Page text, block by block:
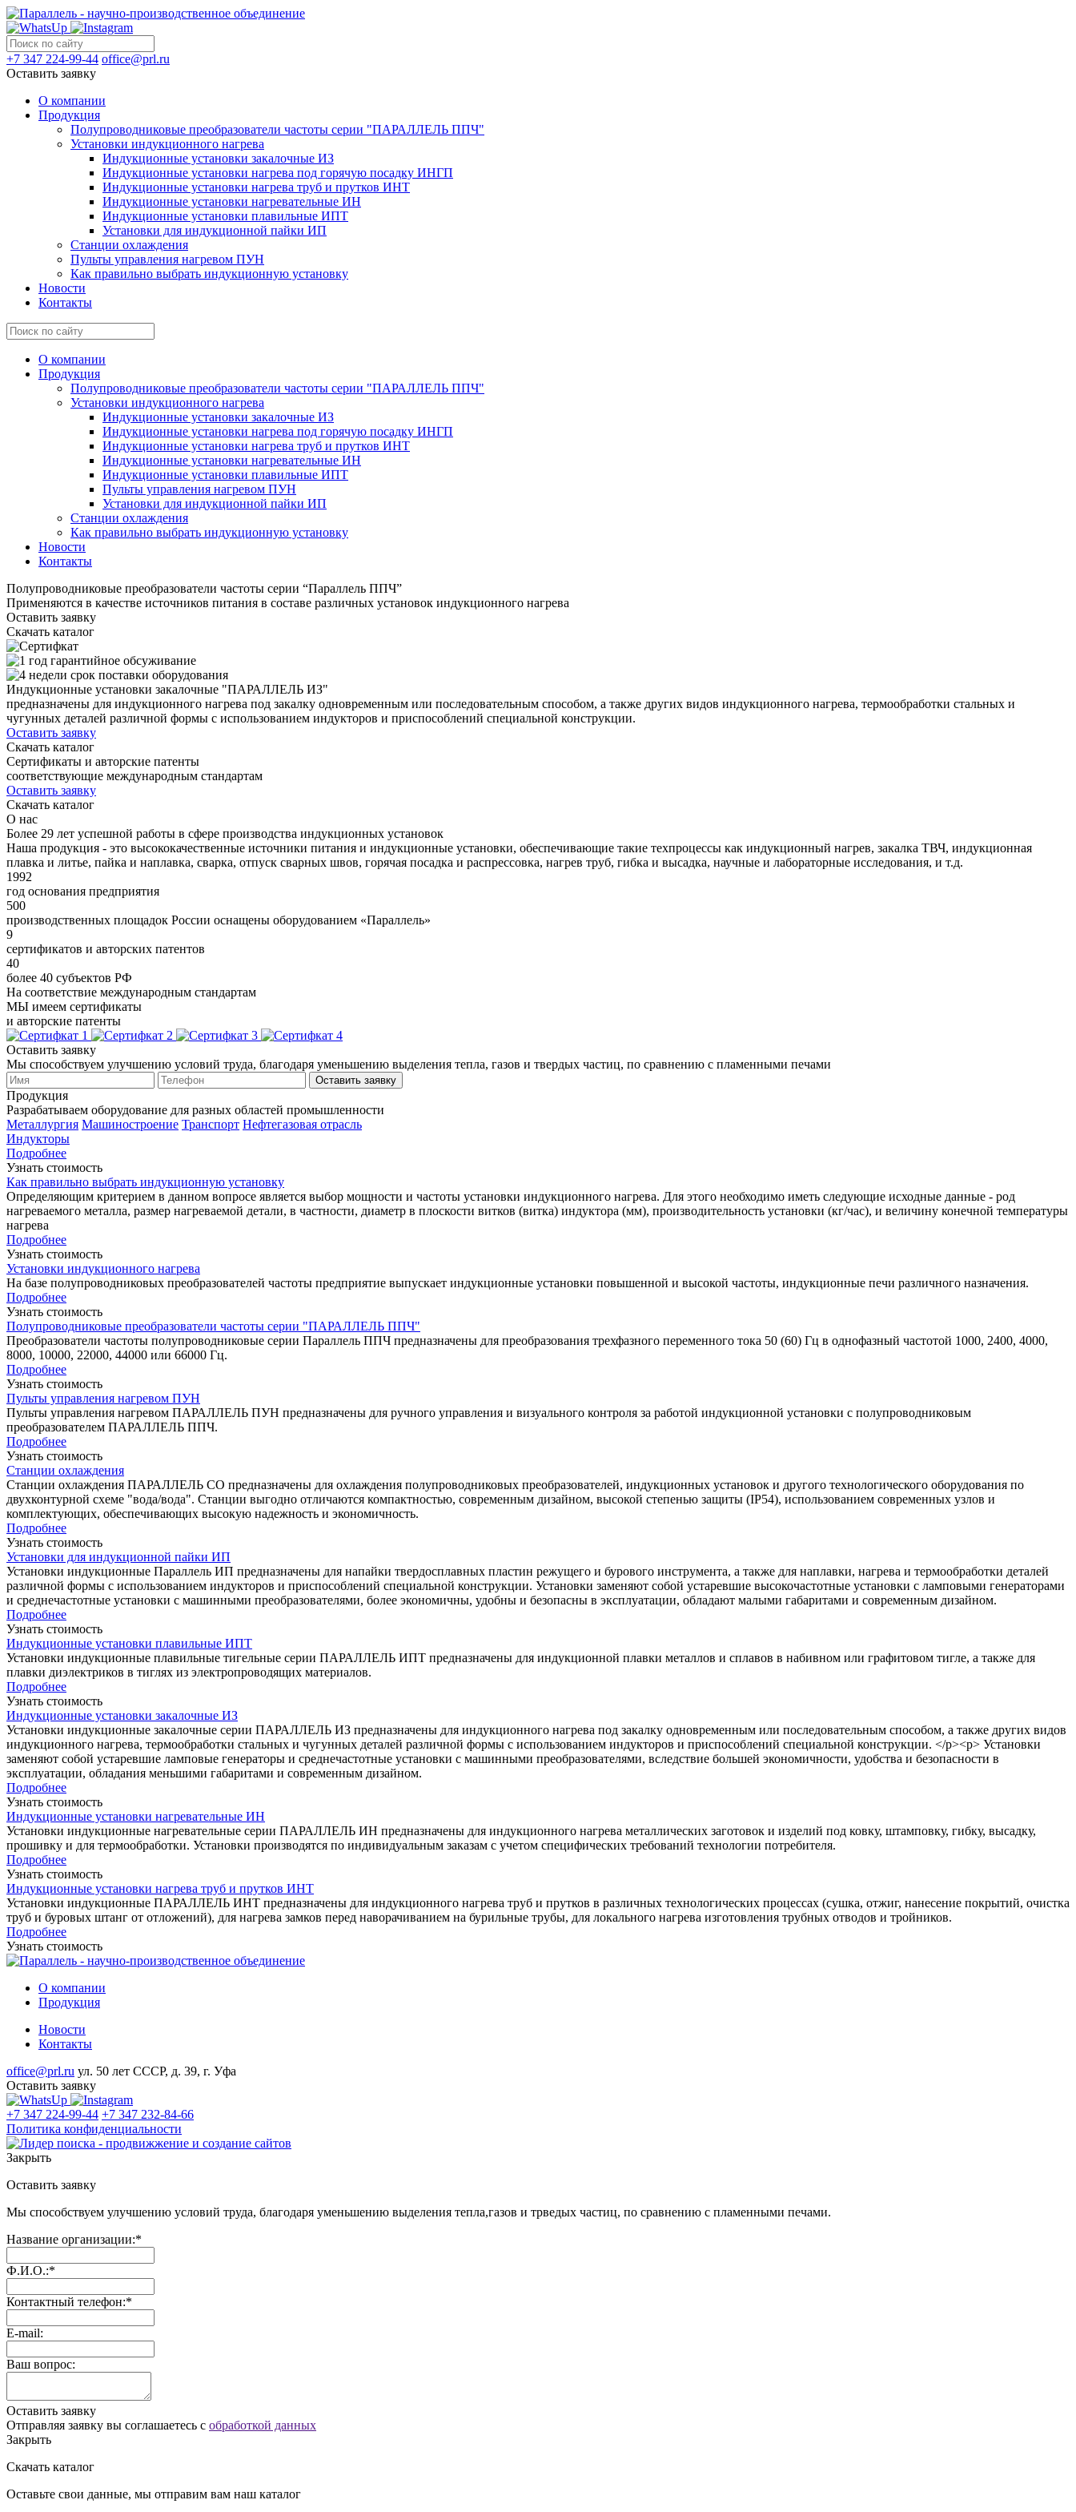
+7 347 224-99-44 office@prl.ru
Оставить заявку
О компании
Продукция
Полупроводниковые преобразователи частоты серии "ПАРАЛЛЕЛЬ ППЧ"
Установки индукционного нагрева
Индукционные установки закалочные ИЗ
Индукционные установки нагрева под горячую посадку ИНГП
Индукционные установки нагрева труб и прутков ИНТ
Индукционные установки нагревательные ИН
Индукционные установки плавильные ИПТ
Установки для индукционной пайки ИП
Станции охлаждения
Пульты управления нагревом ПУН
Как правильно выбрать индукционную установку
Новости
Контакты
О компании
Продукция
Полупроводниковые преобразователи частоты серии "ПАРАЛЛЕЛЬ ППЧ"
Установки индукционного нагрева
Индукционные установки закалочные ИЗ
Индукционные установки нагрева под горячую посадку ИНГП
Индукционные установки нагрева труб и прутков ИНТ
Индукционные установки нагревательные ИН
Индукционные установки плавильные ИПТ
Пульты управления нагревом ПУН
Установки для индукционной пайки ИП
Станции охлаждения
Как правильно выбрать индукционную установку
Новости
Контакты
Полупроводниковые преобразователи частоты серии “Параллель ППЧ”
Применяются в качестве источников питания в составе различных установок индукционного нагрева
Оставить заявку
Скачать каталог
Индукционные установки закалочные "ПАРАЛЛЕЛЬ ИЗ"
предназначены для индукционного нагрева под закалку одновременным или последовательным способом, а также других видов индукционного нагрева, термообработки стальных и
чугунных деталей различной формы с использованием индукторов и приспособлений специальной конструкции.
Оставить заявку
Скачать каталог
Сертификаты и авторские патенты
соответствующие международным стандартам
Оставить заявку
Скачать каталог
О нас
Более 29 лет успешной работы в сфере производства индукционных установок
Наша продукция - это высококачественные источники питания и индукционные установки, обеспечивающие такие техпроцессы как индукционный нагрев, закалка ТВЧ, индукционная
плавка и литье, пайка и наплавка, сварка, отпуск сварных швов, горячая посадка и распрессовка, нагрев труб, гибка и высадка, научные и лабораторные исследования, и т.д.
1992
год основания предприятия
500
производственных площадок России оснащены оборудованием «Параллель»
9
сертификатов и авторских патентов
40
более 40 субъектов РФ
На соответствие международным стандартам
МЫ имеем сертификаты
и авторские патенты
Оставить заявку
Мы способствуем улучшению условий труда, благодаря уменьшению выделения тепла, газов и твердых частиц, по сравнению с пламенными печами
Оставить заявку
Продукция
Разрабатываем оборудование для разных областей промышленности
Металлургия Машиностроение Транспорт Нефтегазовая отрасль
Индукторы
Подробнее
Узнать стоимость
Как правильно выбрать индукционную установку
Определяющим критерием в данном вопросе является выбор мощности и частоты установки индукционного нагрева. Для этого необходимо иметь следующие исходные данные - род
нагреваемого металла, размер нагреваемой детали, в частности, диаметр в плоскости витков (витка) индуктора (мм), производительность установки (кг/час), и величину конечной температуры
нагрева
Подробнее
Узнать стоимость
Установки индукционного нагрева
На базе полупроводниковых преобразователей частоты предприятие выпускает индукционные установки повышенной и высокой частоты, индукционные печи различного назначения.
Подробнее
Узнать стоимость
Полупроводниковые преобразователи частоты серии "ПАРАЛЛЕЛЬ ППЧ"
Преобразователи частоты полупроводниковые серии Параллель ППЧ предназначены для преобразования трехфазного переменного тока 50 (60) Гц в однофазный частотой 1000, 2400, 4000,
8000, 10000, 22000, 44000 или 66000 Гц.
Подробнее
Узнать стоимость
Пульты управления нагревом ПУН
Пульты управления нагревом ПАРАЛЛЕЛЬ ПУН предназначены для ручного управления и визуального контроля за работой индукционной установки с полупроводниковым
преобразователем ПАРАЛЛЕЛЬ ППЧ.
Подробнее
Узнать стоимость
Станции охлаждения
Станции охлаждения ПАРАЛЛЕЛЬ СО предназначены для охлаждения полупроводниковых преобразователей, индукционных установок и другого технологического оборудования по
двухконтурной схеме "вода/вода". Станции выгодно отличаются компактностью, современным дизайном, высокой степенью защиты (IP54), использованием современных узлов и
комплектующих, обеспечивающих высокую надежность и экономичность.
Подробнее
Узнать стоимость
Установки для индукционной пайки ИП
Установки индукционные Параллель ИП предназначены для напайки твердосплавных пластин режущего и бурового инструмента, а также для наплавки, нагрева и термообработки деталей
различной формы с использованием индукторов и приспособлений специальной конструкции. Установки заменяют собой устаревшие высокочастотные установки с ламповыми генераторами
и среднечастотные установки с машинными преобразователями, более экономичны, удобны и безопасны в эксплуатации, обладают малыми габаритами и современным дизайном.
Подробнее
Узнать стоимость
Индукционные установки плавильные ИПТ
Установки индукционные плавильные тигельные серии ПАРАЛЛЕЛЬ ИПТ предназначены для индукционной плавки металлов и сплавов в набивном или графитовом тигле, а также для
плавки диэлектриков в тиглях из электропроводящих материалов.
Подробнее
Узнать стоимость
Индукционные установки закалочные ИЗ
Установки индукционные закалочные серии ПАРАЛЛЕЛЬ ИЗ предназначены для индукционного нагрева под закалку одновременным или последовательным способом, а также других видов
индукционного нагрева, термообработки стальных и чугунных деталей различной формы с использованием индукторов и приспособлений специальной конструкции. </p><p> Установки
заменяют собой устаревшие ламповые генераторы и среднечастотные установки с машинными преобразователями, вследствие большей экономичности, удобства и безопасности в
эксплуатации, обладания меньшими габаритами и современным дизайном.
Подробнее
Узнать стоимость
Индукционные установки нагревательные ИН
Установки индукционные нагревательные серии ПАРАЛЛЕЛЬ ИН предназначены для индукционного нагрева металлических заготовок и изделий под ковку, штамповку, гибку, высадку,
прошивку и для термообработки. Установки производятся по индивидуальным заказам с учетом специфических требований технологии потребителя.
Подробнее
Узнать стоимость
Индукционные установки нагрева труб и прутков ИНТ
Установки индукционные ПАРАЛЛЕЛЬ ИНТ предназначены для индукционного нагрева труб и прутков в различных технологических процессах (сушка, отжиг, нанесение покрытий, очистка
труб и буровых штанг от отложений), для нагрева замков перед наворачиванием на бурильные трубы, для локального нагрева изготовления трубных отводов и тройников.
Подробнее
Узнать стоимость
О компании
Продукция
Новости
Контакты
office@prl.ru ул. 50 лет СССР, д. 39, г. Уфа
Оставить заявку
+7 347 224-99-44 +7 347 232-84-66
Политика конфиденциальности
Закрыть
Оставить заявку
Мы способствуем улучшению условий труда, благодаря уменьшению выделения тепла,газов и трведых частиц, по сравнению с пламенными печами.
Название организации:*
Ф.И.О.:*
Контактный телефон:*
E-mail:
Ваш вопрос:
Оставить заявку
Отправляя заявку вы соглашаетесь с обработкой данных
Закрыть
Скачать каталог
Оставьте свои данные, мы отправим вам наш каталог